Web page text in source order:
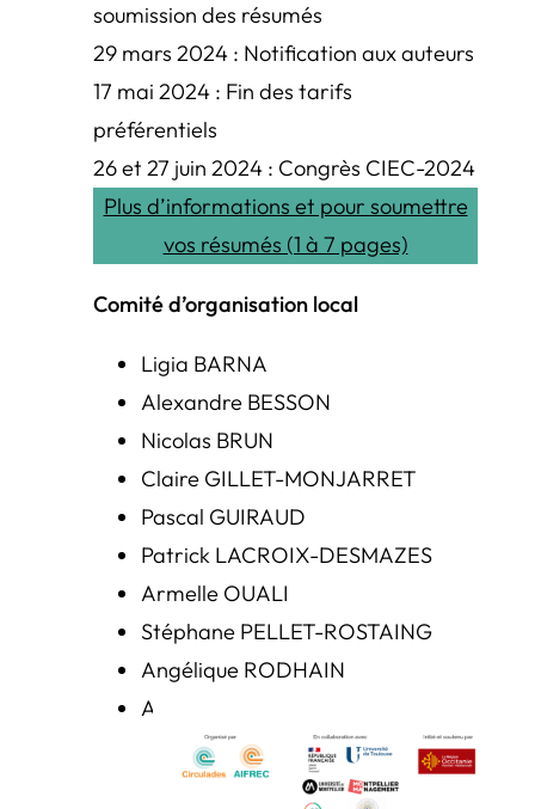
soumission des résumés
29 mars 2024 : Notification aux auteurs
17 mai 2024 : Fin des tarifs
préférentiels
26 et 27 juin 2024 : Congrès CIEC-2024
Plus d’informations et pour soumettre
vos résumés (1 à 7 pages)
Comité d’organisation local
Ligia BARNA
Alexandre BESSON
Nicolas BRUN
Claire GILLET-MONJARRET
Pascal GUIRAUD
Patrick LACROIX-DESMAZES
Armelle OUALI
Stéphane PELLET-ROSTAING
Angélique RODHAIN
Anne-Claire SAVY